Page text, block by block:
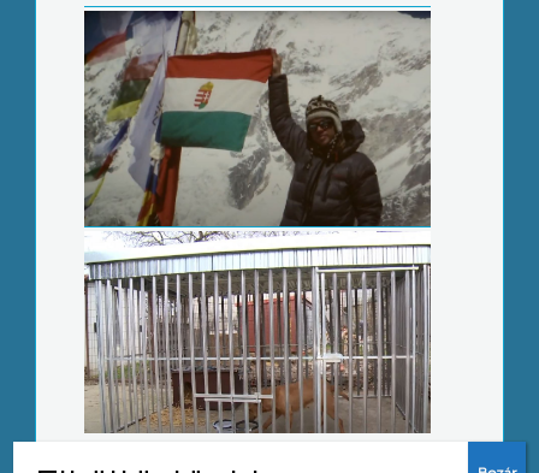
Mobil kennelel bővült a gyöngyösi
ebtelep
Hamis órákat árusító férfira csaptak le
az adórevizorok